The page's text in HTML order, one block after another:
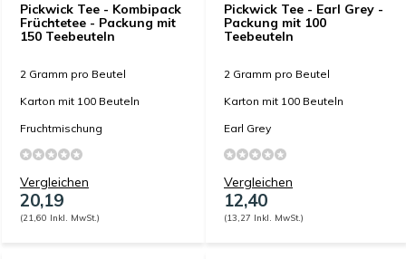
Pickwick Tee - Kombipack
Früchtetee - Packung mit
150 Teebeuteln
2 Gramm pro Beutel
Karton mit 100 Beuteln
Fruchtmischung
Vergleichen
20,19
(21,60 Inkl. MwSt.)
Pickwick Tee - Earl Grey -
Packung mit 100
Teebeuteln
2 Gramm pro Beutel
Karton mit 100 Beuteln
Earl Grey
Vergleichen
12,40
(13,27 Inkl. MwSt.)